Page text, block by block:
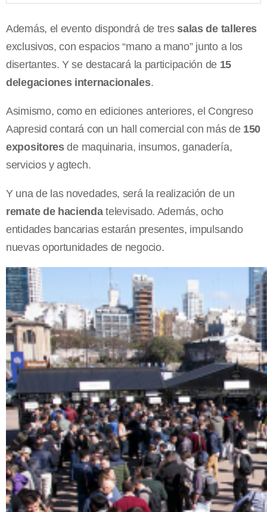
Además, el evento dispondrá de tressalas de talleres
exclusivos, con espacios “mano a mano” junto a los
disertantes. Y se destacará la participación de 15
delegaciones internacionales.
Asimismo, como en ediciones anteriores, el Congreso
Aapresid contará con un hall comercial con más de 150
expositoresde maquinaria, insumos, ganadería,
servicios y agtech.
Y una de las novedades, será la realización de un
remate de haciendatelevisado. Además, ocho
entidades bancarias estarán presentes, impulsando
nuevas oportunidades de negocio.